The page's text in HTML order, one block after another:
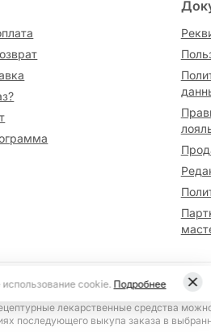
характер и не является публичной
от 17.03.2020 № 187 «О розничной
лекарственные средства
последующего выкупа заказа в
cookie. Подробнее